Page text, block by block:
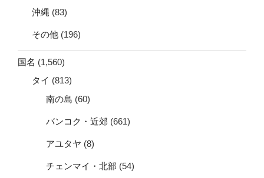
沖縄 (83)
その他 (196)
国名 (1,560)
タイ (813)
南の島 (60)
バンコク・近郊 (661)
アユタヤ (8)
チェンマイ・北部 (54)